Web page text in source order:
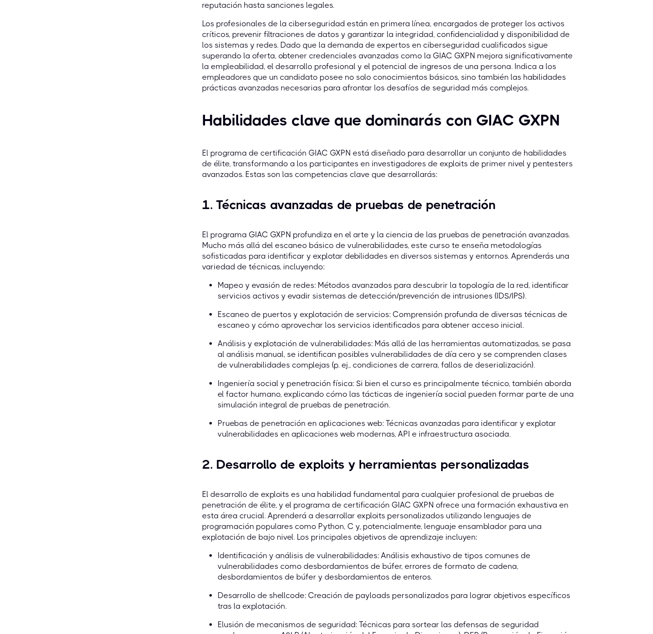
reputación hasta sanciones legales.
Los profesionales de la ciberseguridad están en primera línea, encargados de proteger los activos
críticos, prevenir filtraciones de datos y garantizar la integridad, confidencialidad y disponibilidad de
los sistemas y redes. Dado que la demanda de expertos en ciberseguridad cualificados sigue
superando la oferta, obtener credenciales avanzadas como la GIAC GXPN mejora significativamente
la empleabilidad, el desarrollo profesional y el potencial de ingresos de una persona. Indica a los
empleadores que un candidato posee no solo conocimientos básicos, sino también las habilidades
prácticas avanzadas necesarias para afrontar los desafíos de seguridad más complejos.
Habilidades clave que dominarás con GIAC GXPN
El programa de certificación GIAC GXPN está diseñado para desarrollar un conjunto de habilidades
de élite, transformando a los participantes en investigadores de exploits de primer nivel y pentesters
avanzados. Estas son las competencias clave que desarrollarás:
1. Técnicas avanzadas de pruebas de penetración
El programa GIAC GXPN profundiza en el arte y la ciencia de las pruebas de penetración avanzadas.
Mucho más allá del escaneo básico de vulnerabilidades, este curso te enseña metodologías
sofisticadas para identificar y explotar debilidades en diversos sistemas y entornos. Aprenderás una
variedad de técnicas, incluyendo:
Mapeo y evasión de redes: Métodos avanzados para descubrir la topología de la red, identificar
servicios activos y evadir sistemas de detección/prevención de intrusiones (IDS/IPS).
Escaneo de puertos y explotación de servicios: Comprensión profunda de diversas técnicas de
escaneo y cómo aprovechar los servicios identificados para obtener acceso inicial.
Análisis y explotación de vulnerabilidades: Más allá de las herramientas automatizadas, se pasa
al análisis manual, se identifican posibles vulnerabilidades de día cero y se comprenden clases
de vulnerabilidades complejas (p. ej., condiciones de carrera, fallos de deserialización).
Ingeniería social y penetración física: Si bien el curso es principalmente técnico, también aborda
el factor humano, explicando cómo las tácticas de ingeniería social pueden formar parte de una
simulación integral de pruebas de penetración.
Pruebas de penetración en aplicaciones web: Técnicas avanzadas para identificar y explotar
vulnerabilidades en aplicaciones web modernas, API e infraestructura asociada.
2. Desarrollo de exploits y herramientas personalizadas
El desarrollo de exploits es una habilidad fundamental para cualquier profesional de pruebas de
penetración de élite, y el programa de certificación GIAC GXPN ofrece una formación exhaustiva en
esta área crucial. Aprenderá a desarrollar exploits personalizados utilizando lenguajes de
programación populares como Python, C y, potencialmente, lenguaje ensamblador para una
explotación de bajo nivel. Los principales objetivos de aprendizaje incluyen:
Identificación y análisis de vulnerabilidades: Análisis exhaustivo de tipos comunes de
vulnerabilidades como desbordamientos de búfer, errores de formato de cadena,
desbordamientos de búfer y desbordamientos de enteros.
Desarrollo de shellcode: Creación de payloads personalizados para lograr objetivos específicos
tras la explotación.
Elusión de mecanismos de seguridad: Técnicas para sortear las defensas de seguridad